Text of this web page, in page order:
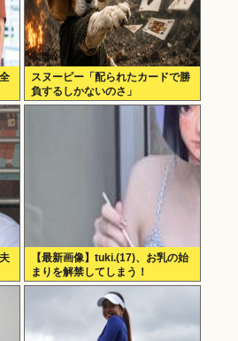
スヌーピー「配られたカードで勝
負するしかないのさ」
【最新画像】tuki.(17)、お乳の始
まりを解禁してしまう！